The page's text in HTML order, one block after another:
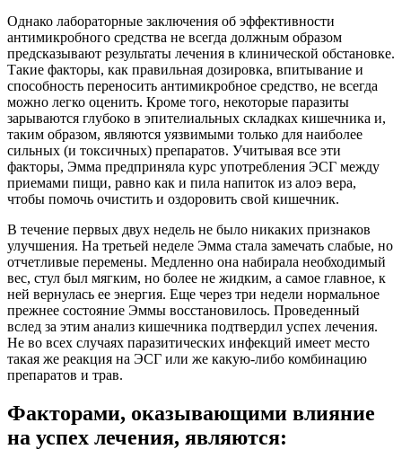
Однако лабораторные заключения об эффективности
антимикробного средства не всегда должным образом
предсказывают результаты лечения в клинической обстановке.
Такие факторы, как правильная дозировка, впитывание и
способность переносить антимикробное средство, не всегда
можно легко оценить. Кроме того, некоторые паразиты
зарываются глубоко в эпителиальных складках кишечника и,
таким образом, являются уязвимыми только для наиболее
сильных (и токсичных) препаратов. Учитывая все эти
факторы, Эмма предприняла курс употребления ЭСГ между
приемами пищи, равно как и пила напиток из алоэ вера,
чтобы помочь очистить и оздоровить свой кишечник.
В течение первых двух недель не было никаких признаков
улучшения. На третьей неделе Эмма стала замечать слабые, но
отчетливые перемены. Медленно она набирала необходимый
вес, стул был мягким, но более не жидким, а самое главное, к
ней вернулась ее энергия. Еще через три недели нормальное
прежнее состояние Эммы восстановилось. Проведенный
вслед за этим анализ кишечника подтвердил успех лечения.
Не во всех случаях паразитических инфекций имеет место
такая же реакция на ЭСГ или же какую-либо комбинацию
препаратов и трав.
Факторами, оказывающими влияние
на успех лечения, являются: